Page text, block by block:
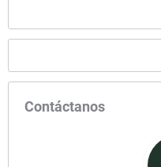
Contáctanos